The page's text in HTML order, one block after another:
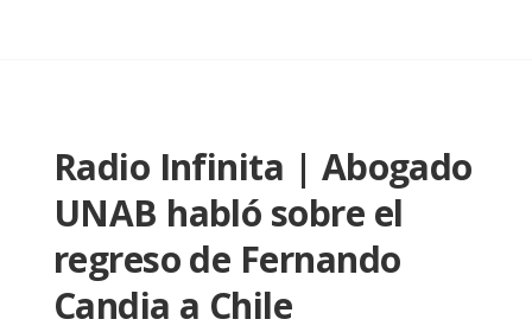
Radio Infinita | Abogado
UNAB habló sobre el
regreso de Fernando
Candia a Chile